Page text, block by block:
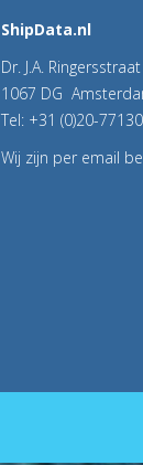
ShipData.nl
Dr. J.A. Ringersstraat
1067 DG
Tel: +31 (0)20-
Wij zijn per email